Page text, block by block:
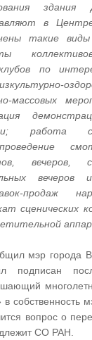
в
такие виды
по
массовых
работа
вечеров,
продаж
сценических
мэр города
собственность
вопрос о
СО РАН.